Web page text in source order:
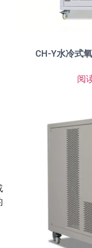
CH-Y水冷式
阅